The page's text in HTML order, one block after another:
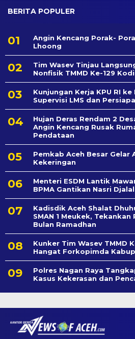
BERITA POPULER
Angin Kencang Porak-
Lhoong
Tim Wasev Tinjau
Nonfisik TMMD Ke-129
Kunjungan Kerja KPU RI ke
Supervisi LMS dan
Hujan Deras Rendam 2
Angin Kencang Rusak
Pendataan
Pemkab Aceh Besar Gelar
Kekeringan
Menteri ESDM Lantik
BPMA Gantikan Nasri Djalal
Kadisdik Aceh Shalat
SMAN 1 Meukek,
Bulan Ramadhan
Kunker Tim Wasev TMMD
Hangat Forkopimda
Polres Nagan Raya
Kasus Kekerasan dan